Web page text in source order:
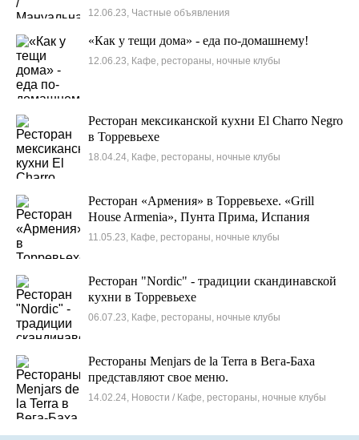
12.06.23, Частные объявления
«Как у тещи дома» - еда по-домашнему!
12.06.23, Кафе, рестораны, ночные клубы
Ресторан мексиканской кухни El Charro Negro
в Торревьехе
18.04.24, Кафе, рестораны, ночные клубы
Ресторан «Армения» в Торревьехе. «Grill
House Armenia», Пунта Прима, Испания
11.05.23, Кафе, рестораны, ночные клубы
Ресторан "Nordic" - традиции скандинавской
кухни в Торревьехе
06.07.23, Кафе, рестораны, ночные клубы
Рестораны Menjars de la Terra в Вега-Баха
представляют свое меню.
14.02.24, Новости / Кафе, рестораны, ночные клубы